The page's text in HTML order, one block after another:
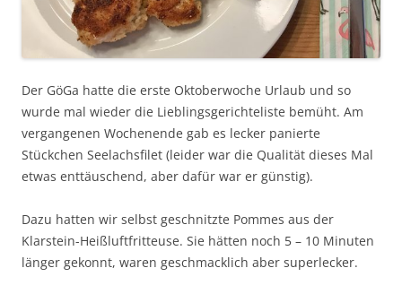
Der GöGa hatte die erste Oktoberwoche Urlaub und so
wurde mal wieder die Lieblingsgerichteliste bemüht. Am
vergangenen Wochenende gab es lecker panierte
Stückchen Seelachsfilet (leider war die Qualität dieses Mal
etwas enttäuschend, aber dafür war er günstig).
Dazu hatten wir selbst geschnitzte Pommes aus der
Klarstein-Heißluftfritteuse. Sie hätten noch 5 – 10 Minuten
länger gekonnt, waren geschmacklich aber superlecker.